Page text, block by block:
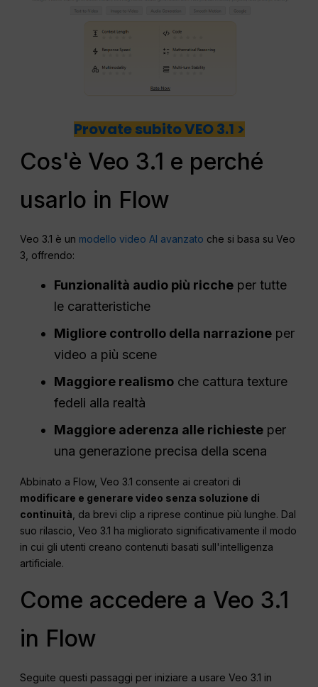
Provate subito VEO 3.1 >
Cos'è Veo 3.1 e perché
usarlo in Flow
Veo 3.1 è un modello video AI avanzato che si basa su Veo
3, offrendo:
Funzionalità audio più ricche per tutte
le caratteristiche
Migliore controllo della narrazione per
video a più scene
Maggiore realismo che cattura texture
fedeli alla realtà
Maggiore aderenza alle richieste per
una generazione precisa della scena
Abbinato a Flow, Veo 3.1 consente ai creatori di
modificare e generare video senza soluzione di
continuità , da brevi clip a riprese continue più lunghe. Dal
suo rilascio, Veo 3.1 ha migliorato significativamente il modo
in cui gli utenti creano contenuti basati sull'intelligenza
artificiale.
Come accedere a Veo 3.1
in Flow
Seguite questi passaggi per iniziare a usare Veo 3.1 in